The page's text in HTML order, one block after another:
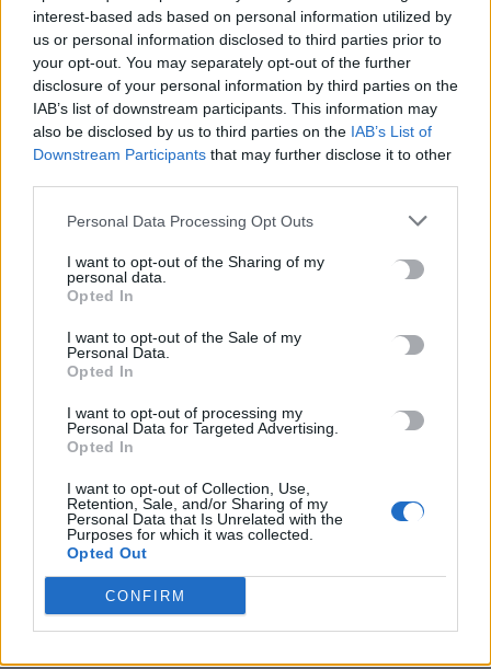
interest-based ads based on personal information utilized by
us or personal information disclosed to third parties prior to
your opt-out. You may separately opt-out of the further
disclosure of your personal information by third parties on the
IAB’s list of downstream participants. This information may
also be disclosed by us to third parties on the IAB’s List of
Downstream Participants that may further disclose it to other
Personal Data Processing Opt Outs
I want to opt-out of the Sharing of my
personal data.
Opted In
I want to opt-out of the Sale of my
Personal Data.
Opted In
I want to opt-out of processing my
Personal Data for Targeted Advertising.
Opted In
I want to opt-out of Collection, Use,
Retention, Sale, and/or Sharing of my
Personal Data that Is Unrelated with the
Purposes for which it was collected.
Opted Out
CONFIRM
Σε εξέλιξη οι δηλώσεις Πόθεν Έσχες – Αναλυτικά η
διαδικασία
7 Αυγούστου, 2026
Πότε πληρώνονται οι συντάξεις Σεπτεμβρίου
Κινηματογράφου Χανίων
7 Αυγούστου, 2026
Ισπανία: Απολιθώματα αποκαλύπτουν ότι οι πρώτοι
Ευρωπαίοι ίσως ασκούσαν κανιβαλισμό
ανατινάξω τον Μέσι με τέσσερις βόμβες»
7 Αυγούστου, 2026
ΗΠΑ: Δασκάλα χορού κατηγορείται για σεξουαλική
κακοποίηση δύο ανήλικων μαθητών της
7 Αυγούστου, 2026